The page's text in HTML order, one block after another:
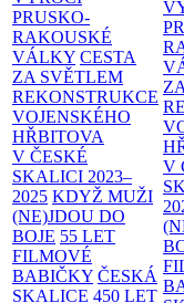
PRUSKO-
RAKOUSKÉ
VÁLKY CESTA
ZA SVĚTLEM
REKONSTRUKCE
VOJENSKÉHO
HŘBITOVA
V ČESKÉ
SKALICI 2023–
2025 KDYŽ MUŽI
(NE)JDOU DO
BOJE 55 LET
FILMOVÉ
BABIČKY ČESKÁ
SKALICE 450 LET
V